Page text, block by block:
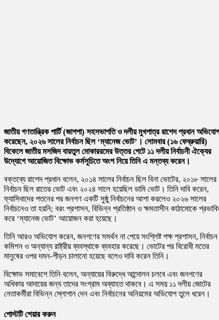
জাতীয় গণতান্ত্রিক পার্টি (জাগপা) সহসভাপতি ও দলীয় মুখপাত্ররাশেদ প্রধানঅভিযোগ
করেছেন, ২০২৬ সালের নির্বাচন ছিল ‘ম্যানেজ ভোট’। সোমবার (১৬ ফেব্রুয়ারি)
বিকেলে জাতীয় মসজিদ বায়তুল মোকাররমের উত্তর গেটে ১১ দলীয় নির্বাচনী ঐক্যের
উদ্যোগে আয়োজিত বিক্ষোভ কর্মসূচিতে অংশ নিয়ে তিনি এ মন্তব্য করেন।
বক্তব্যে রাশেদ প্রধান বলেন, ২০১৪ সালের নির্বাচন ছিল বিনা ভোটের, ২০১৮ সালের
নির্বাচন ছিল রাতের ভোট এবং ২০২৪ সালে হয়েছিল ডামি ভোট। তিনি দাবি করেন,
ফ্যাসিবাদের পতনের পর জনগণ একটি সুষ্ঠু নির্বাচনের আশা করলেও ২০২৬ সালের
নির্বাচনেও তা হয়নি; বরং প্রশাসন, বিভিন্ন প্রতিষ্ঠান ও ক্ষমতাসীন কাঠামোকে
করে ‘ম্যানেজ ভোট’ আয়োজন করা হয়েছে।
তিনি আরও অভিযোগ করেন, জনগণের সমর্থন না পেয়ে সংশ্লিষ্ট পক্ষ প্রশাসন, নির্বাচন
কমিশন ও অন্যান্য রাষ্ট্রীয় ব্যবস্থাকে ব্যবহার করেছে। ভোটের পর বিরোধী মতের
মানুষের ওপর দমন-পীড়ন চালানো হয়েছে বলেও দাবি করেন তিনি।
বিক্ষোভ সমাবেশে তিনি বলেন, অন্যায়ের বিরুদ্ধে আন্দোলন চলবে এবং জনগণের
অধিকার আদায়ের জন্য তাদের সংগ্রাম অব্যাহত থাকবে। এ সময় ১১ দলীয় জোটের
নেতাকর্মীরা বিভিন্ন স্লোগান দেন এবং নির্বাচনের অনিয়মের অভিযোগ তুলে ধরেন।
পোস্টটি শেয়ার করুন